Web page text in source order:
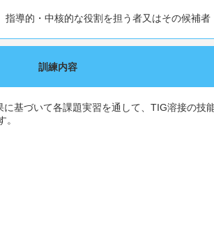
導的・中核的な役割を担う者又はその候補者
訓練内容
基づいて各課題実習を通して、TIG溶接の技